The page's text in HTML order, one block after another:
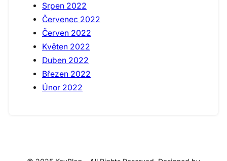
Srpen 2022
Červenec 2022
Červen 2022
Květen 2022
Duben 2022
Březen 2022
Únor 2022